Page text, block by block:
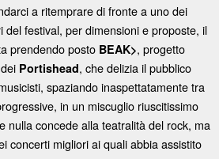
a ritemprare di fronte a uno dei
del festival, per dimensioni e proposte, il
prendendo posto BEAK>, progetto
Portishead, che delizia il pubblico
spaziando inaspettatamente tra
in un miscuglio riuscitissimo
nulla concede alla teatralità del rock, ma
concerti migliori ai quali abbia assistito